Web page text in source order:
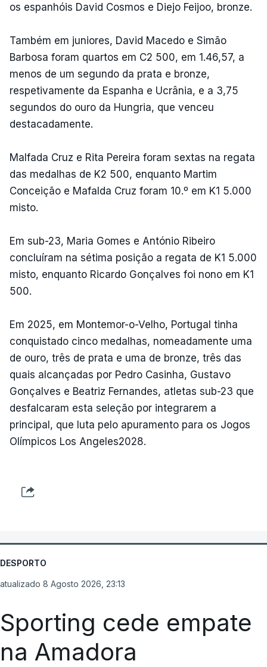
os espanhóis David Cosmos e Diejo Feijoo, bronze.
Também em juniores, David Macedo e Simão
Barbosa foram quartos em C2 500, em 1.46,57, a
menos de um segundo da prata e bronze,
respetivamente da Espanha e Ucrânia, e a 3,75
segundos do ouro da Hungria, que venceu
destacadamente.
Malfada Cruz e Rita Pereira foram sextas na regata
das medalhas de K2 500, enquanto Martim
Conceição e Mafalda Cruz foram 10.º em K1 5.000
misto.
Em sub-23, Maria Gomes e António Ribeiro
concluíram na sétima posição a regata de K1 5.000
misto, enquanto Ricardo Gonçalves foi nono em K1
500.
Em 2025, em Montemor-o-Velho, Portugal tinha
conquistado cinco medalhas, nomeadamente uma
de ouro, três de prata e uma de bronze, três das
quais alcançadas por Pedro Casinha, Gustavo
Gonçalves e Beatriz Fernandes, atletas sub-23 que
desfalcaram esta seleção por integrarem a
principal, que luta pelo apuramento para os Jogos
Olímpicos Los Angeles2028.
DESPORTO
atualizado 8 Agosto 2026, 23:13
Sporting cede empate
na Amadora